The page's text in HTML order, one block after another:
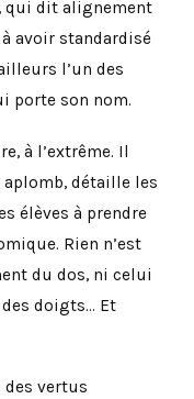
qui dit alignement
avoir standardisé
l’un des
porte son nom.
à l’extrême. Il
détaille les
élèves à prendre
Rien n’est
du dos, ni celui
des doigts… Et
des vertus